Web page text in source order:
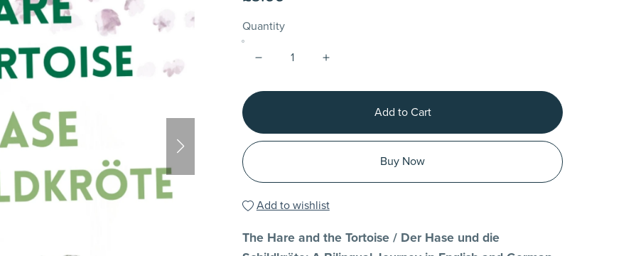
Quantity
Add to Cart
Buy Now
Add to wishlist
The Hare and the Tortoise / Der Hase und die